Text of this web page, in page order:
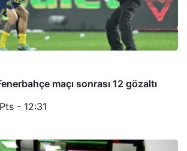
maçı sonrası 12 gözaltı
- 12:31